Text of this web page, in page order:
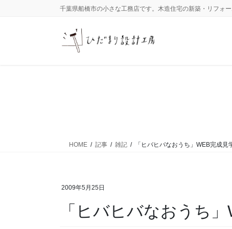
千葉県船橋市の小さな工務店です。木造住宅の新築・リフォ
HOME 記事 雑記 「ヒバヒバなおうち」WEB完成見
2009年5月25日
「ヒバヒバなおうち」